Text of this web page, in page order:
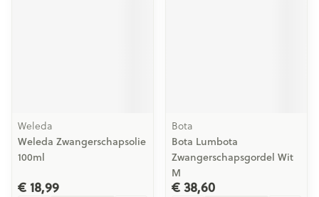
Weleda
Weleda Zwangerschapsolie
100ml
€ 18,99
Bota
Bota Lumbota
Zwangerschapsgordel Wit
M
€ 38,60